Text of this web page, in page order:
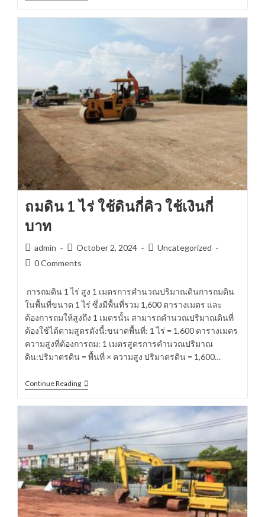
ดิน
บาท
ถมดิน 1 ไร่ ใช้ดินกี่คิว ใช้เงินกี่
บาท
Post
author:
admin
Post
published:
October 2, 2024
PostUncategorized
Post0 Comments
การถมดิน 1 ไร่ สูง 1 เมตรการคำนวณปริมาณดินการถมดิน
ในพื้นที่ขนาด 1 ไร่ ซึ่งมีพื้นที่รวม 1,600 ตารางเมตร และ
ต้องการถมให้สูงถึง 1 เมตรนั้น สามารถคำนวณปริมาณดินที่
ต้องใช้ได้ตามสูตรดังนี้:ขนาดพื้นที่: 1 ไร่ = 1,600 ตารางเมตร
ความสูงที่ต้องการถม: 1 เมตรสูตรการคำนวณปริมาณ
ดิน:ปริมาตรดิน = พื้นที่ × ความสูง ปริมาตรดิน = 1,600…
Continue Readingถม
ดิน
กี่
คิว
ใช้
เงิน
กี่
บาท